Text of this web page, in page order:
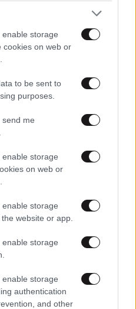
storage
cookies on web or
to be sent to
purposes.
send me
storage
on web or
storage
website or app.
storage
storage
authentication
and other
Πεθαίνει η Ρίτα
που έκανε τη ζωή